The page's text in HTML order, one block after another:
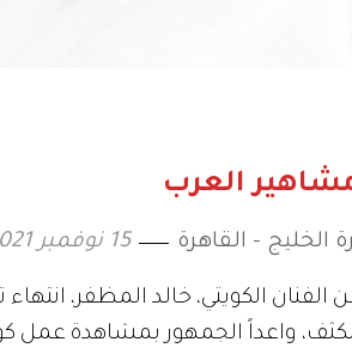
العرب
الخليج - القاهرة 15 نوفمبر 2021
الفنان الكويتي، خالد المظفر،
واعداً الجمهور بمشاهدة عمل